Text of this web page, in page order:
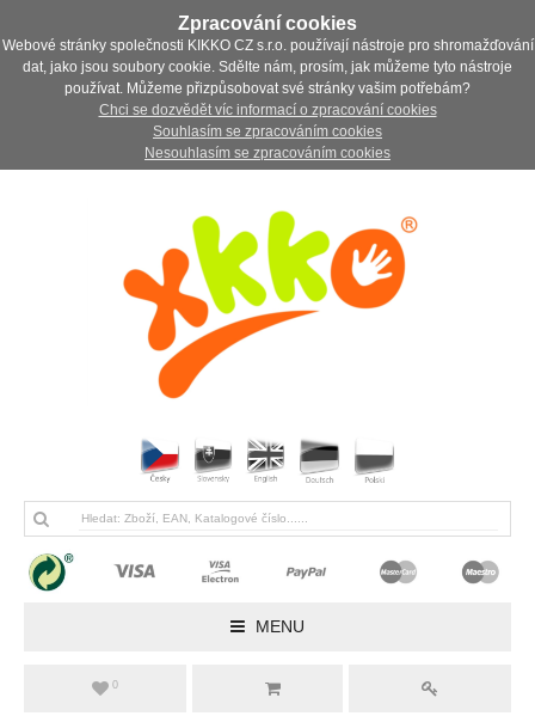
Zpracování cookies
Webové stránky společnosti KIKKO CZ s.r.o. používají nástroje pro shromažďování
dat, jako jsou soubory cookie. Sdělte nám, prosím, jak můžeme tyto nástroje
používat. Můžeme přizpůsobovat své stránky vašim potřebám?
Chci se dozvědět víc informací o zpracování cookies
Souhlasím se zpracováním cookies
Nesouhlasím se zpracováním cookies
MENU
0